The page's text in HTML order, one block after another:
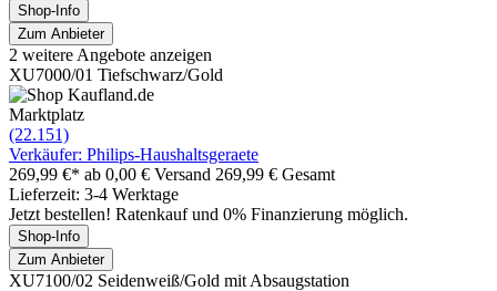
Shop-Info
Zum Anbieter
2 weitere Angebote anzeigen
XU7000/01 Tiefschwarz/Gold
Marktplatz
(22.151)
Verkäufer: Philips-Haushaltsgeraete
269,99 €* ab 0,00 € Versand 269,99 € Gesamt
Lieferzeit: 3-4 Werktage
Jetzt bestellen! Ratenkauf und 0% Finanzierung möglich.
Shop-Info
Zum Anbieter
XU7100/02 Seidenweiß/Gold mit Absaugstation